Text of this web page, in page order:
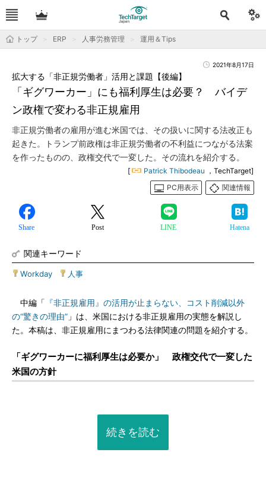
トップ ERP 人事労務管理 運用＆Tips
2021年8月17日
「ギグワーカー」にも福利厚生は必要？ バイデ
ン政権で変わる非正規雇用
拡大する「非正規労働者」活用と課題【後編】
非正規労働者の雇用が進む米国では、その扱いに関する法改正も
起きた。トランプ前政権は非正規労働者の不利益につながる法案
を作ったものの、政権交代で一変した。その流れを紹介する。
[ Patrick Thibodeau ，TechTarget]
PC用表示
関連情報
Share Post LINE Hatena
関連キーワード
Workday 人事
中編「
『非正規雇用』の活用が止まらない、コスト削減以外
の“驚きの理由” 」は、米国における非正規雇用の実態を解説し
た。本稿は、非正規雇用にまつわる法律関連の問題を紹介する。
「ギグワーカーに福利厚生は必要か」 政権交代で一変した
米国の方針
続きを読む